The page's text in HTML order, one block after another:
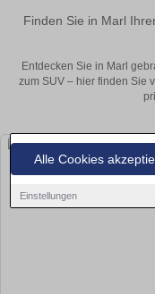
Alle Cookies
Einstellungen
Finden Sie in Marl
Entdecken Sie in Marl
zum SUV – hier finden Sie